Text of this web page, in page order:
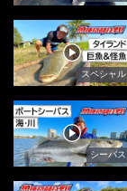
スペシャル
シーバス